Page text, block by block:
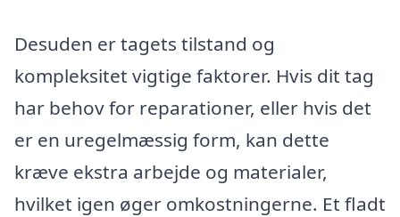
Desuden er tagets tilstand og
kompleksitet vigtige faktorer. Hvis dit tag
har behov for reparationer, eller hvis det
er en uregelmæssig form, kan dette
kræve ekstra arbejde og materialer,
hvilket igen øger omkostningerne. Et fladt